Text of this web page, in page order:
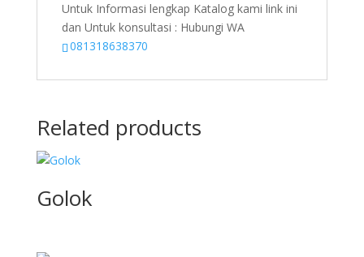
Untuk Informasi lengkap Katalog kami link ini
dan Untuk konsultasi : Hubungi WA
081318638370
Related products
Golok